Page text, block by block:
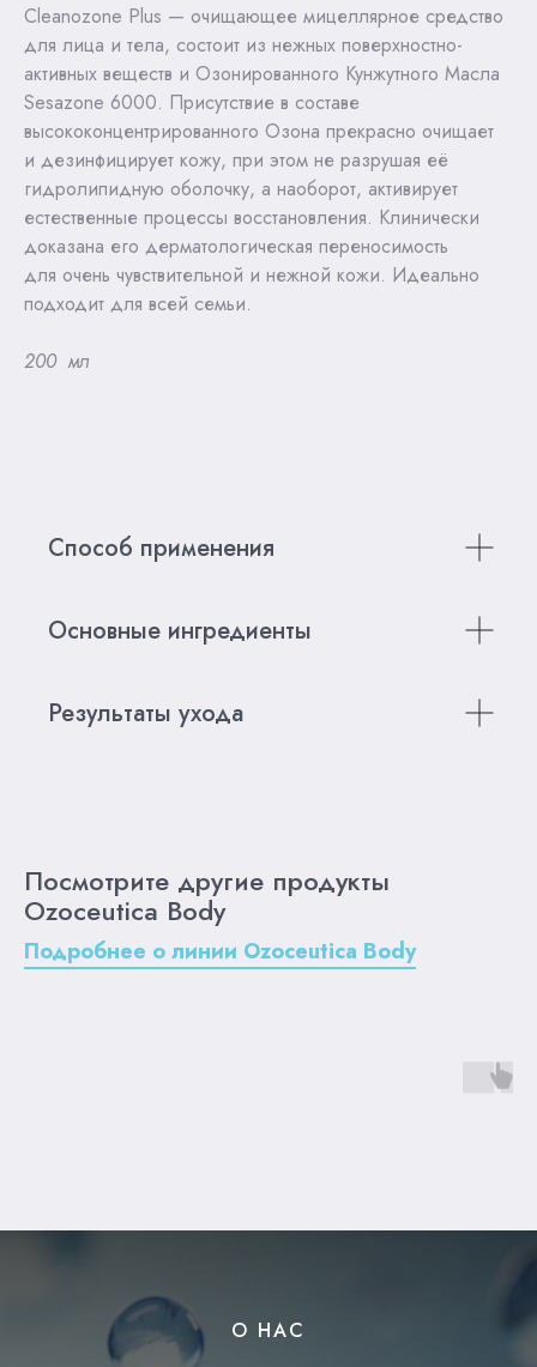
Cleanozone Plus — очищающее мицеллярное средство
для лица и тела, состоит из нежных поверхностно-
активных веществ и Озонированного Кунжутного Масла
Sesazone 6000. Присутствие в составе
высококонцентрированного Озона прекрасно очищает
и дезинфицирует кожу, при этом не разрушая её
гидролипидную оболочку, а наоборот, активирует
естественные процессы восстановления. Клинически
доказана его дерматологическая переносимость
для очень чувствительной и нежной кожи. Идеально
подходит для всей семьи.
200 мл
Способ применения
Основные ингредиенты
Результаты ухода
Посмотрите другие продукты
Ozoceutica Body
Подробнее о линии Ozoceutica Body
О НАС